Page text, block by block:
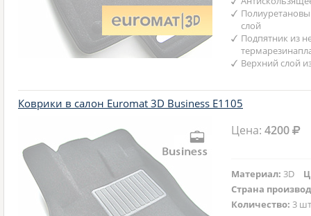
слой
Подпятник из
Верхний слой
Коврики в салон Euromat 3D Business E1105
Цена:4200
Материал:3D
Страна
Количество:3